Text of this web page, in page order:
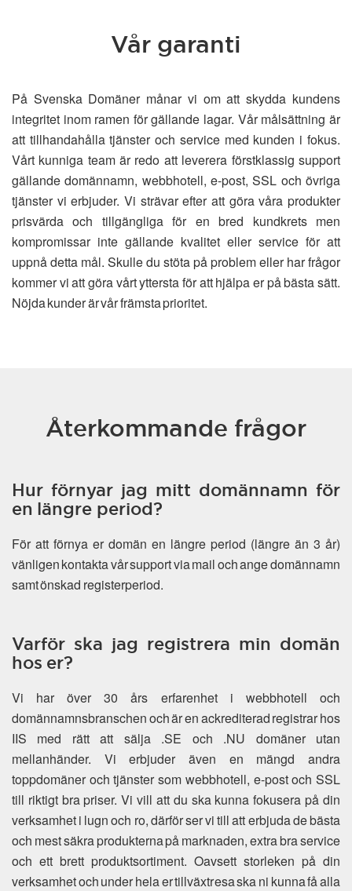
Vår garanti
På Svenska Domäner månar vi om att skydda kundens
integritet inom ramen för gällande lagar. Vår målsättning är
att tillhandahålla tjänster och service med kunden i fokus.
Vårt kunniga team är redo att leverera förstklassig support
gällande domännamn, webbhotell, e-post, SSL och övriga
tjänster vi erbjuder. Vi strävar efter att göra våra produkter
prisvärda och tillgängliga för en bred kundkrets men
kompromissar inte gällande kvalitet eller service för att
uppnå detta mål. Skulle du stöta på problem eller har frågor
kommer vi att göra vårt yttersta för att hjälpa er på bästa sätt.
Nöjda kunder är vår främsta prioritet.
Återkommande frågor
Hur förnyar jag mitt domännamn för
en längre period?
För att förnya er domän en längre period (längre än 3 år)
vänligen kontakta vår support via mail och ange domännamn
samt önskad registerperiod.
Varför ska jag registrera min domän
hos er?
Vi har över 30 års erfarenhet i webbhotell och
domännamnsbranschen och är en ackrediterad registrar hos
IIS med rätt att sälja .SE och .NU domäner utan
mellanhänder. Vi erbjuder även en mängd andra
toppdomäner och tjänster som webbhotell, e-post och SSL
till riktigt bra priser. Vi vill att du ska kunna fokusera på din
verksamhet i lugn och ro, därför ser vi till att erbjuda de bästa
och mest säkra produkterna på marknaden, extra bra service
och ett brett produktsortiment. Oavsett storleken på din
verksamhet och under hela er tillväxtresa ska ni kunna få alla